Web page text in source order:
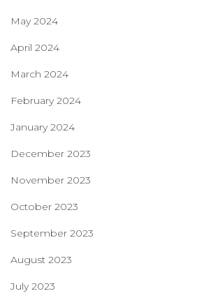
May 2024
April 2024
March 2024
February 2024
January 2024
December 2023
November 2023
October 2023
September 2023
August 2023
July 2023